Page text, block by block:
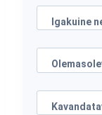
Igakuine